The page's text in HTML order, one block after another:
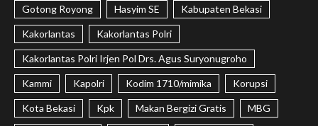
Gotong Royong Hasyim SE Kabupaten Bekasi
Kakorlantas Kakorlantas Polri
Kakorlantas Polri Irjen Pol Drs. Agus Suryonugroho
Kammi Kapolri Kodim 1710/mimika Korupsi
Kota Bekasi Kpk Makan Bergizi Gratis MBG